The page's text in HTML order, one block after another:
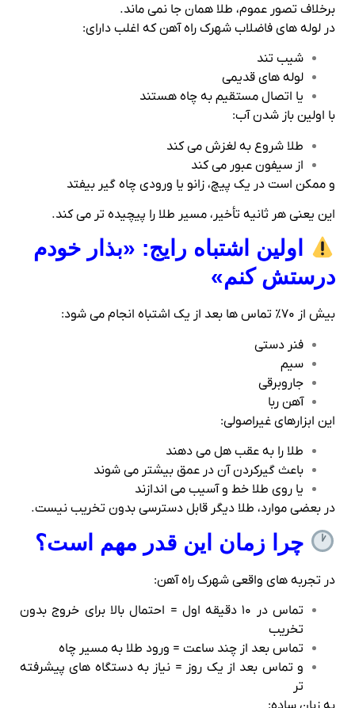
برخلاف تصور عموم، طلا همان‌ جا نمی‌ ماند.
در لوله‌ های فاضلاب شهرک راه‌ آهن که اغلب دارای:
شیب تند
لوله‌ های قدیمی
یا اتصال مستقیم به چاه هستند
با اولین باز شدن آب:
طلا شروع به لغزش می‌ کند
از سیفون عبور می‌ کند
و ممکن است در یک پیچ، زانو یا ورودی چاه گیر بیفتد
این یعنی هر ثانیه تأخیر، مسیر طلا را پیچیده‌ تر می‌ کند.
اولین اشتباه رایج: «بذار خودم
درستش کنم»
بیش از ۷۰٪ تماس‌ ها بعد از یک اشتباه انجام می‌ شود:
فنر دستی
سیم
جاروبرقی
آهن‌ ربا
این ابزارهای غیراصولی:
طلا را به عقب هل می‌ دهند
باعث گیرکردن آن در عمق بیشتر می‌ شوند
یا روی طلا خط و آسیب می‌ اندازند
در بعضی موارد، طلا دیگر قابل دسترسی بدون تخریب نیست.
چرا زمان این‌ قدر مهم است؟
در تجربه‌ های واقعی شهرک راه‌ آهن:
تماس در ۱۰ دقیقه اول = احتمال بالا برای خروج بدون
تخریب
تماس بعد از چند ساعت = ورود طلا به مسیر چاه
و تماس بعد از یک روز = نیاز به دستگاه‌ های پیشرفته‌
تر